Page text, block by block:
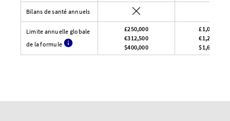
Bilans de santé annuels
Limite annuelle globale
de la formule
£250,000
€312,500
$400,000
£1,000,000
€1,275,000
$1,600,000